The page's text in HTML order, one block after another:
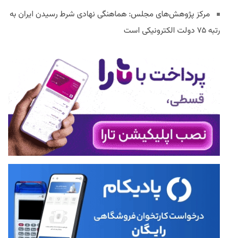
مرکز پژوهش‌های مجلس: هماهنگی نهادی شرط رسیدن ایران به
رتبه ۷۵ دولت الکترونیکی است